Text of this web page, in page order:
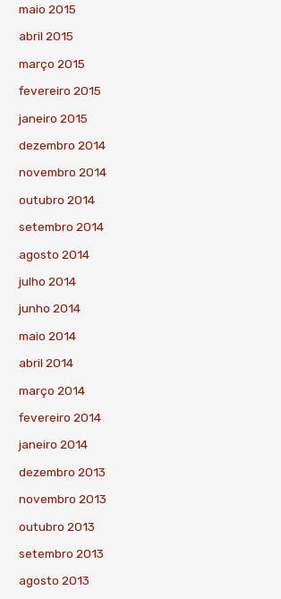
maio 2015
abril 2015
março 2015
fevereiro 2015
janeiro 2015
dezembro 2014
novembro 2014
outubro 2014
setembro 2014
agosto 2014
julho 2014
junho 2014
maio 2014
abril 2014
março 2014
fevereiro 2014
janeiro 2014
dezembro 2013
novembro 2013
outubro 2013
setembro 2013
agosto 2013